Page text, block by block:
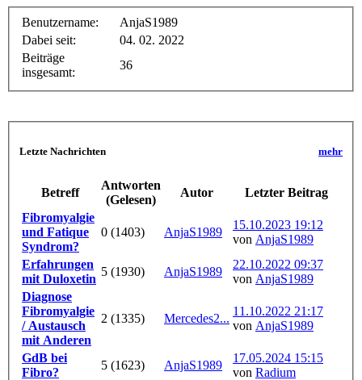
Benutzername:
AnjaS1989
Dabei seit:
04. 02. 2022
Beiträge
insgesamt:
36
Letzte Nachrichten mehr
Betreff
Antworten
(Gelesen)
Autor
Letzter Beitrag
Fibromyalgie
und Fatique
Syndrom?
0 (1403) AnjaS1989
15.10.2023 19:12
von AnjaS1989
Erfahrungen
mit Duloxetin
5 (1930) AnjaS1989
22.10.2022 09:37
von AnjaS1989
Diagnose
Fibromyalgie
/ Austausch
mit Anderen
2 (1335) Mercedes2...
11.10.2022 21:17
von AnjaS1989
GdB bei
Fibro?
5 (1623) AnjaS1989
17.05.2024 15:15
von Radium